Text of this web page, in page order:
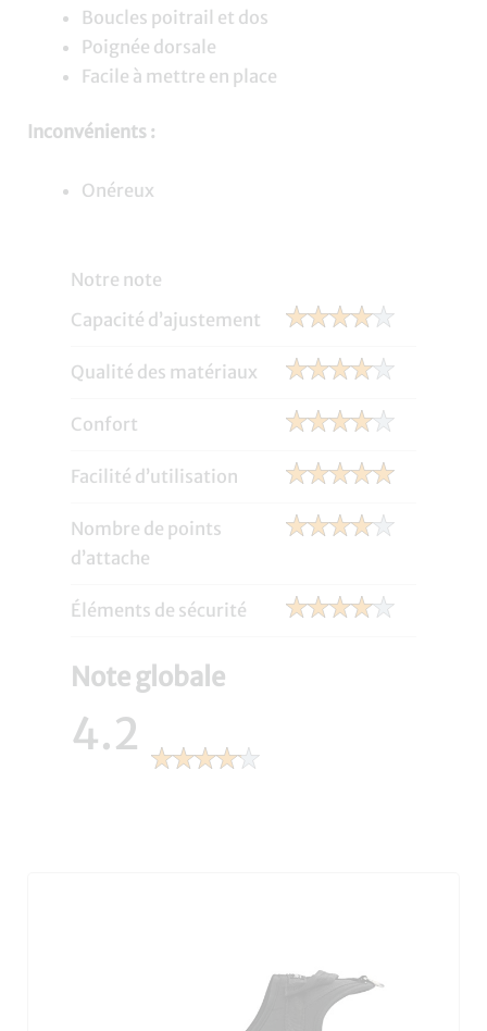
Boucles poitrail et dos
Poignée dorsale
Facile à mettre en place
Inconvénients :
Onéreux
Notre note
Capacité d’ajustement
Qualité des matériaux
Confort
Facilité d’utilisation
Nombre de points
d’attache
Éléments de sécurité
Note globale
4.2